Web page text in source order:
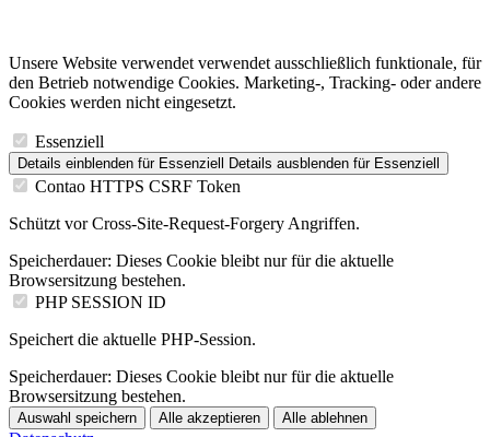
Unsere Website verwendet verwendet ausschließlich funktionale, für
den Betrieb notwendige Cookies. Marketing-, Tracking- oder andere
Cookies werden nicht eingesetzt.
Essenziell
Details einblenden für Essenziell Details ausblenden für Essenziell
Contao HTTPS CSRF Token
Schützt vor Cross-Site-Request-Forgery Angriffen.
Speicherdauer: Dieses Cookie bleibt nur für die aktuelle
Browsersitzung bestehen.
PHP SESSION ID
Speichert die aktuelle PHP-Session.
Speicherdauer: Dieses Cookie bleibt nur für die aktuelle
Browsersitzung bestehen.
Auswahl speichern Alle akzeptieren Alle ablehnen